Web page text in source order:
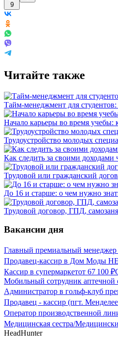
9
Читайте также
Тайм-менеджмент для студентов:
Начало карьеры во время учебы:
Трудоустройство молодых
Как следить за своими доходами
Трудовой или гражданский
До 16 и старше: о чем нужно
Трудовой договор, ГПД,
Вакансии дня
Главный премиальный менеджер
Продавец-кассир в Дом Моды
Кассир в супермаркетот 67 100 ₽
Мобильный сотрудник аптечной
Администратор в гольф-клуб
Продавец - кассир (пгт.
Оператор производственной
Медицинская сестра/
HeadHunter